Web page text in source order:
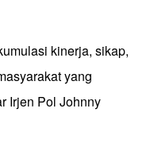
kinerja, sikap,
yang
Irjen Pol Johnny